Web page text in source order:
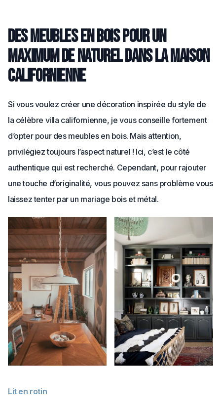
Des meubles en bois pour un
maximum de naturel dans la maison
californienne
Si vous voulez créer une décoration inspirée du style de
la célèbre villa californienne, je vous conseille fortement
d’opter pour des meubles en bois. Mais attention,
privilégiez toujours l’aspect naturel ! Ici, c’est le côté
authentique qui est recherché. Cependant, pour rajouter
une touche d’originalité, vous pouvez sans problème vous
laissez tenter par un mariage bois et métal.
Lit en rotin